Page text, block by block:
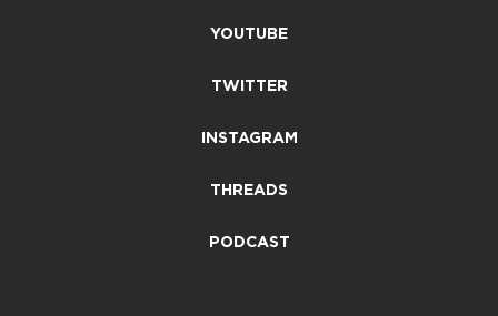
YOUTUBE
TWITTER
INSTAGRAM
THREADS
PODCAST